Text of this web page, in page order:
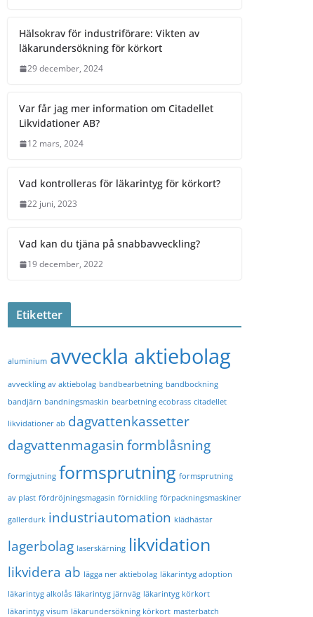
Hälsokrav för industriförare: Vikten av
läkarundersökning för körkort
29 december, 2024
Var får jag mer information om Citadellet
Likvidationer AB?
12 mars, 2024
Vad kontrolleras för läkarintyg för körkort?
22 juni, 2023
Vad kan du tjäna på snabbavveckling?
19 december, 2022
Etiketter
aluminium avveckla aktiebolag
avveckling av aktiebolag bandbearbetning bandbockning
bandjärn bandningsmaskin bearbetning ecobrass citadellet
likvidationer ab dagvattenkassetter
dagvattenmagasinformblåsning
formgjutning formsprutning formsprutning
av plast fördröjningsmagasin förnickling förpackningsmaskiner
gallerdurk industriautomation klädhästar
lagerbolag laserskärning likvidation
likvidera ab lägga ner aktiebolag läkarintyg adoption
läkarintyg alkolås läkarintyg järnväg läkarintyg körkort
läkarintyg visum läkarundersökning körkort masterbatch